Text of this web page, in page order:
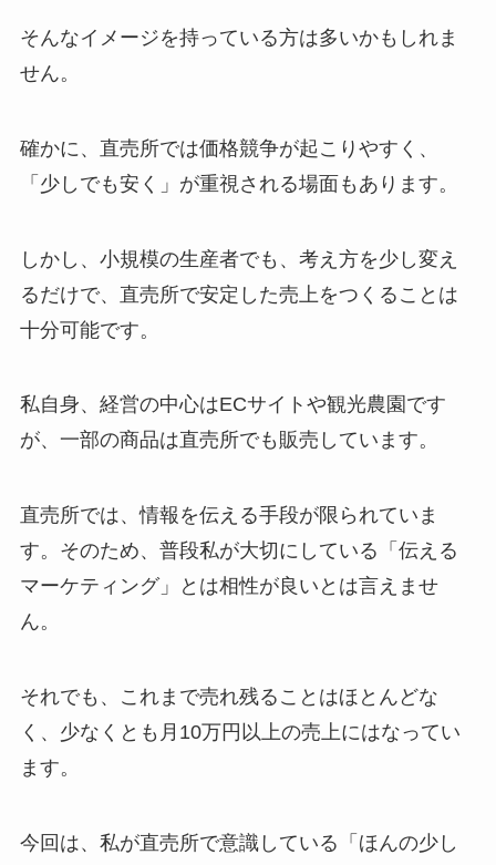
そんなイメージを持っている方は多いかもしれま
せん。
確かに、直売所では価格競争が起こりやすく、
「少しでも安く」が重視される場面もあります。
しかし、小規模の生産者でも、考え方を少し変え
るだけで、直売所で安定した売上をつくることは
十分可能です。
私自身、経営の中心はECサイトや観光農園です
が、一部の商品は直売所でも販売しています。
直売所では、情報を伝える手段が限られていま
す。そのため、普段私が大切にしている「伝える
マーケティング」とは相性が良いとは言えませ
ん。
それでも、これまで売れ残ることはほとんどな
く、少なくとも月10万円以上の売上にはなってい
ます。
今回は、私が直売所で意識している「ほんの少し